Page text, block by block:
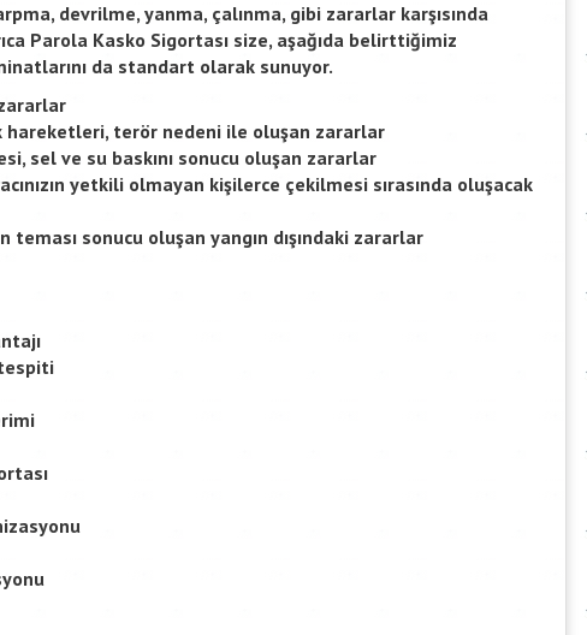
devrilme, yanma, çalınma, gibi zararlar karşısında
Parola Kasko Sigortası size, aşağıda belirttiğimiz
da standart olarak sunuyor.
hareketleri, terör nedeni ile oluşan zararlar
sel ve su baskını sonucu oluşan zararlar
yetkili olmayan kişilerce çekilmesi sırasında oluşacak
sonucu oluşan yangın dışındaki zararlar